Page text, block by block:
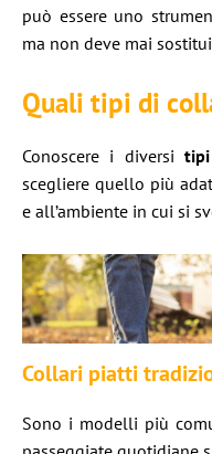
può essere uno
ma non deve mai
Quali tipi di
Conoscere i diversi
scegliere quello più
e all’ambiente in cui si
Collari piatti
Sono i modelli più